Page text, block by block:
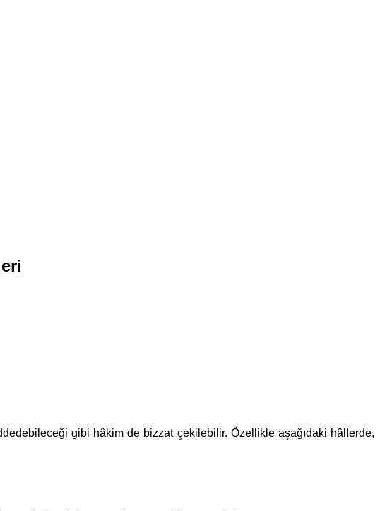
gibi hâkim de bizzat çekilebilir. Özellikle aşağıdaki hâllerde,